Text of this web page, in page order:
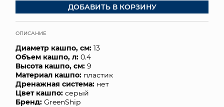
ПОДАРОЧНЫЕ КАРТЫ
ОПТОВЫМ КЛИЕНТАМ
ДОСТАВКА И ОПЛАТА
ДОБАВИТЬ В КОРЗИНУ
ОПИСАНИЕ
Диаметр кашпо, см: 13
Объем кашпо, л: 0.4
Высота кашпо, см: 9
Материал кашпо: пластик
Дренажная система: нет
Цвет кашпо: серый
Бренд: GreenShip